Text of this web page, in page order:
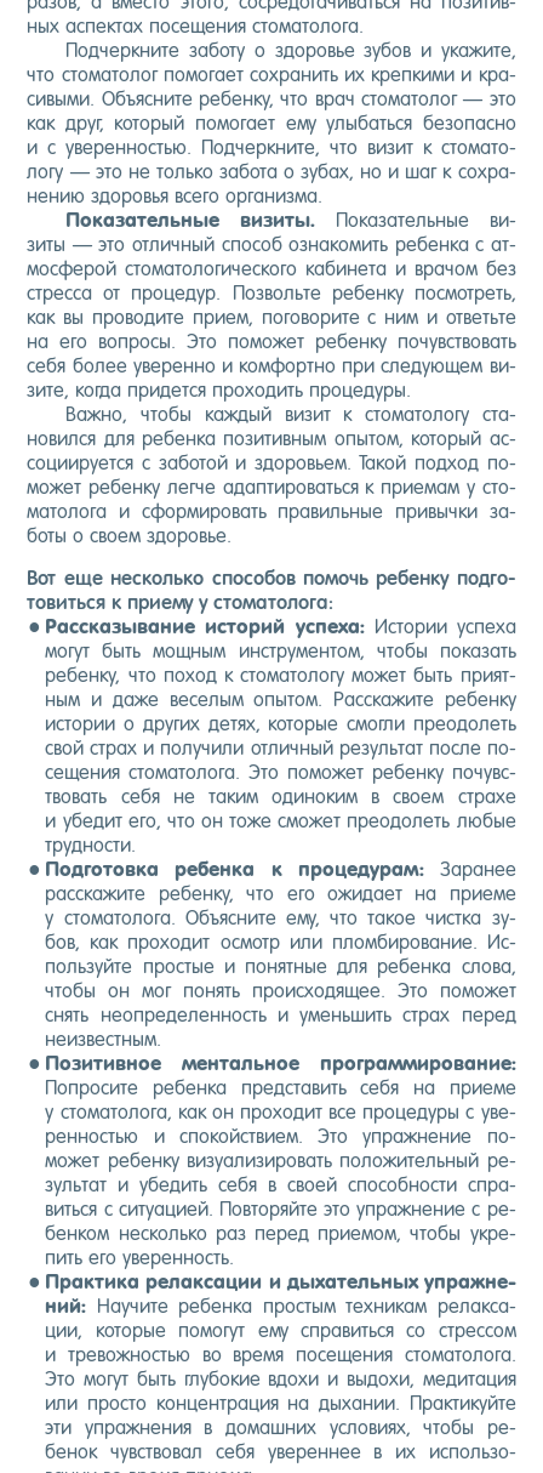
ных ас­пектах по­сеще­ния сто­мато­лога.
Под­чер­кни­те за­боту о здо­ровье зу­бов и ука­жите,
что сто­мато­лог по­мога­ет сох­ра­нить их креп­ки­ми и кра­
сивы­ми. Объ­яс­ни­те ре­бен­ку, что врач сто­мато­лог — это
как друг, ко­торый по­мога­ет ему улы­бать­ся бе­зопас­но
и с уве­рен­ностью. Под­чер­кни­те, что ви­зит к сто­мато­
логу — это не толь­ко за­бота о зу­бах, но и шаг к сох­ра­
нению здо­ровья все­го ор­га­низ­ма.
По­каза­тель­ные ви­зиты. По­каза­тель­ные ви­
зиты — это от­личный спо­соб оз­на­комить ре­бен­ка с ат­
мосфе­рой сто­мато­логи­чес­ко­го ка­бине­та и вра­чом без
стрес­са от про­цедур. Поз­воль­те ре­бен­ку пос­мотреть,
как вы про­води­те при­ем, по­гово­рите с ним и от­веть­те
на его воп­ро­сы. Это по­может ре­бен­ку по­чувс­тво­вать
се­бя бо­лее уве­рен­но и ком­фор­тно при сле­ду­ющем ви­
зите, ког­да при­дет­ся про­ходить про­цеду­ры.
Важ­но, что­бы каж­дый ви­зит к сто­мато­логу ста­
новил­ся для ре­бен­ка по­зитив­ным опы­том, ко­торый ас­
со­ци­иру­ет­ся с за­ботой и здо­ровь­ем. Та­кой под­ход по­
может ре­бен­ку лег­че адап­ти­ровать­ся к при­емам у сто­
мато­лога и сфор­ми­ровать пра­виль­ные при­выч­ки за­
боты о сво­ем здо­ровье.
Вот еще нес­коль­ко спо­собов по­мочь ре­бен­ку под­го­
товить­ся к при­ему у сто­мато­лога:
Рас­ска­зыва­ние ис­то­рий ус­пе­ха:Ис­то­рии ус­пе­ха
мо­гут быть мощ­ным инс­тру­мен­том, что­бы по­казать
ре­бен­ку, что по­ход к сто­мато­логу мо­жет быть при­ят­
ным и да­же ве­селым опы­том. Рас­ска­жите ре­бен­ку
ис­то­рии о дру­гих де­тях, ко­торые смог­ли пре­одо­леть
свой страх и по­лучи­ли от­личный ре­зуль­тат пос­ле по­
сеще­ния сто­мато­лога. Это по­может ре­бен­ку по­чувс­
тво­вать се­бя не та­ким оди­ноким в сво­ем стра­хе
и убе­дит его, что он то­же смо­жет пре­одо­леть лю­бые
труд­ности.
Под­го­тов­ка ре­бен­ка к про­цеду­рам:За­ранее
рас­ска­жите ре­бен­ку, что его ожи­да­ет на при­еме
у сто­мато­лога. Объ­яс­ни­те ему, что та­кое чис­тка зу­
бов, как про­ходит ос­мотр или плом­би­рова­ние. Ис­
поль­зуй­те прос­тые и по­нят­ные для ре­бен­ка сло­ва,
что­бы он мог по­нять про­ис­хо­дящее. Это по­может
снять не­оп­ре­делен­ность и умень­шить страх пе­ред
не­из­вес­тным.
По­зитив­ное мен­таль­ное прог­рамми­рова­ние:
Поп­ро­сите ре­бен­ка пред­ста­вить се­бя на при­еме
у сто­мато­лога, как он про­ходит все про­цеду­ры с уве­
рен­ностью и спо­кой­стви­ем. Это уп­ражне­ние по­
может ре­бен­ку ви­зу­али­зиро­вать по­ложи­тель­ный ре­
зуль­тат и убе­дить се­бя в сво­ей спо­соб­ности спра­
вить­ся с си­ту­аци­ей. Пов­то­ряй­те это уп­ражне­ние с ре­
бен­ком нес­коль­ко раз пе­ред при­емом, что­бы ук­ре­
пить его уве­рен­ность.
Прак­ти­ка ре­лак­са­ции и ды­хатель­ных уп­ражне­
ний: На­учи­те ре­бен­ка прос­тым тех­ни­кам ре­лак­са­
ции, ко­торые по­могут ему спра­вить­ся со стрес­сом
и тре­вож­ностью во вре­мя по­сеще­ния сто­мато­лога.
Это мо­гут быть глу­бокие вдо­хи и вы­дохи, ме­дита­ция
или прос­то кон­цен­тра­ция на ды­хании. Прак­ти­куй­те
эти уп­ражне­ния в до­маш­них ус­ло­ви­ях, что­бы ре­
бенок чувс­тво­вал се­бя уве­рен­нее в их ис­поль­зо­